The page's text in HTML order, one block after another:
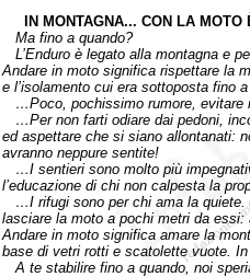
IN MONTAGNA... CON LA
Ma fino a quando?
L’Enduro è legato alla montagna e
Andare in moto significa rispettare la
e l’isolamento cui era sottoposta fino
…Poco, pochissimo rumore, evitare
…Per non farti odiare dai pedoni,
ed aspettare che si siano allontanati:
avranno neppure sentite!
…I sentieri sono molto più
l’educazione di chi non calpesta la
…I rifugi sono per chi ama la quiete.
lasciare la moto a pochi metri da
Andare in moto significa amare la
base di vetri rotti e scatolette vuote.
A te stabilire fino a quando, noi